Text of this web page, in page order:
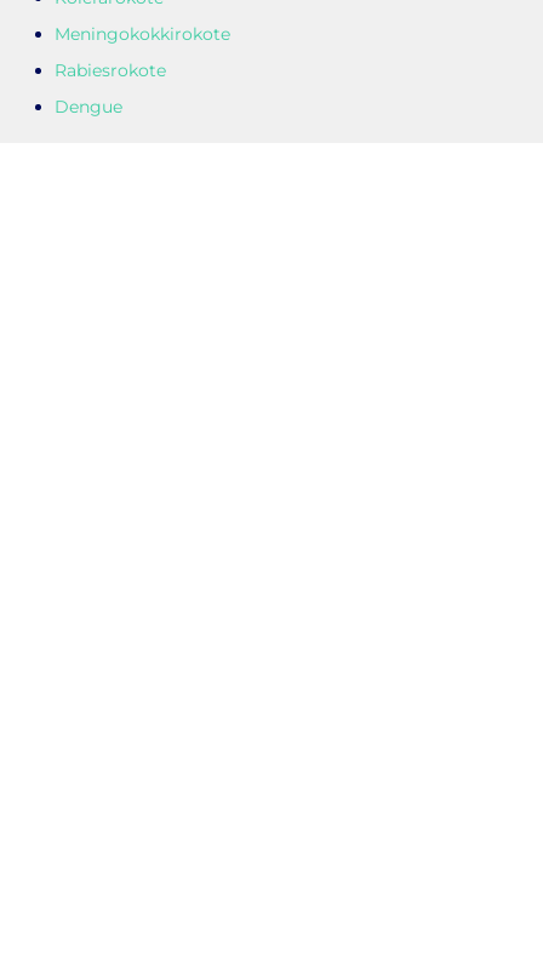
Meningokokkirokote
Rabiesrokote
Dengue